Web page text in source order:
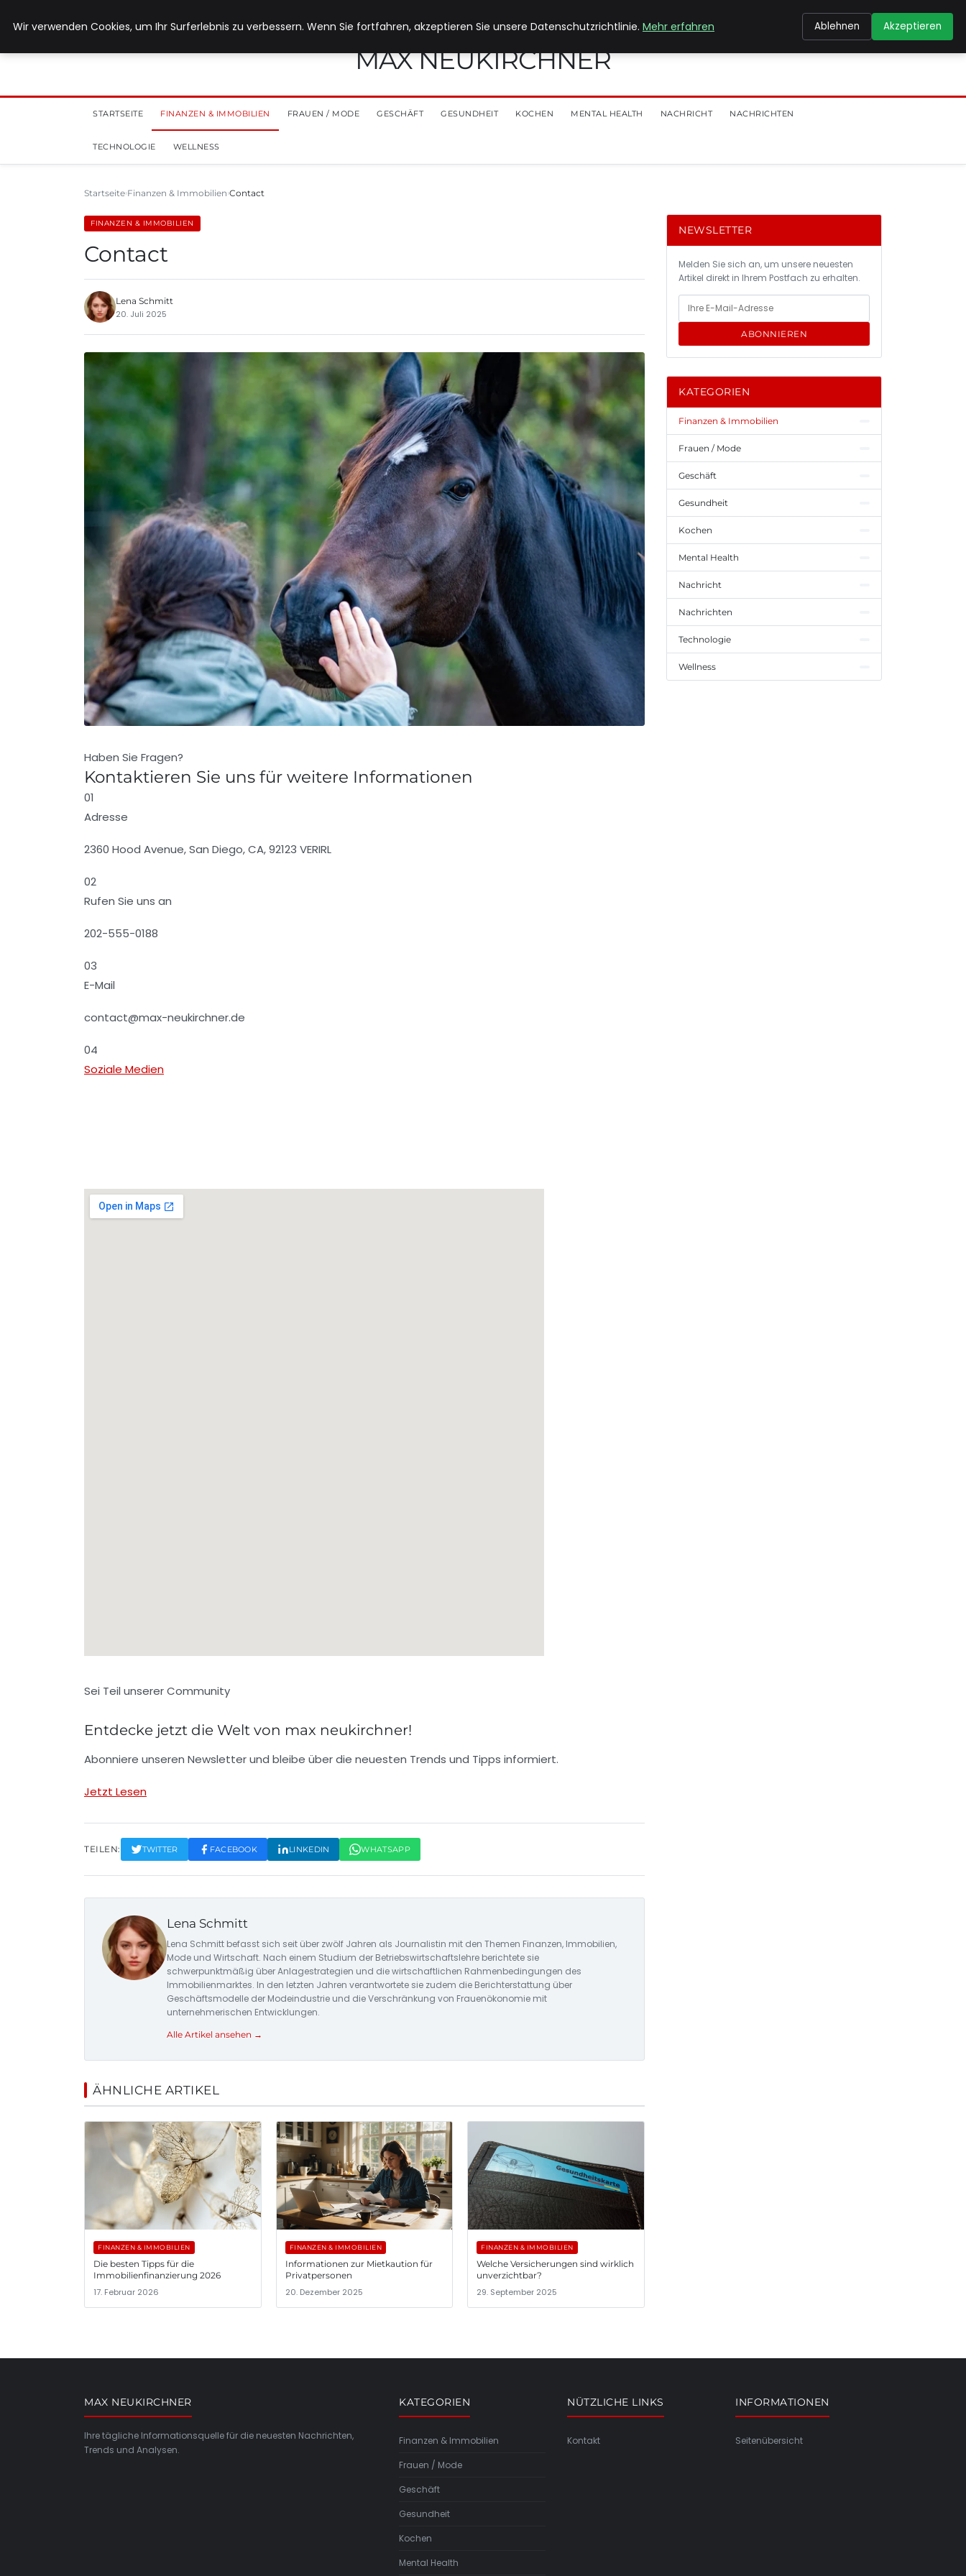
MAX NEUKIRCHNER
STARTSEITE FINANZEN & IMMOBILIEN FRAUEN / MODE GESCHÄFT GESUNDHEIT KOCHEN MENTAL HEALTH NACHRICHT NACHRICHTEN
TECHNOLOGIE WELLNESS
Startseite Finanzen & Immobilien Contact
FINANZEN & IMMOBILIEN
Contact
Lena Schmitt
20. Juli 2025
Haben Sie Fragen?
Kontaktieren Sie uns für weitere Informationen
01
Adresse
2360 Hood Avenue, San Diego, CA, 92123 VERIRL
02
Rufen Sie uns an
202-555-0188
03
E-Mail
contact@max-neukirchner.de
04
Soziale Medien
Sei Teil unserer Community
Entdecke jetzt die Welt von max neukirchner!
Abonniere unseren Newsletter und bleibe über die neuesten Trends und Tipps informiert.
Jetzt Lesen
TEILEN: TWITTER FACEBOOK LINKEDIN WHATSAPP
Lena Schmitt
Lena Schmitt befasst sich seit über zwölf Jahren als Journalistin mit den Themen Finanzen, Immobilien,
Mode und Wirtschaft. Nach einem Studium der Betriebswirtschaftslehre berichtete sie
schwerpunktmäßig über Anlagestrategien und die wirtschaftlichen Rahmenbedingungen des
Immobilienmarktes. In den letzten Jahren verantwortete sie zudem die Berichterstattung über
Geschäftsmodelle der Modeindustrie und die Verschränkung von Frauenökonomie mit
unternehmerischen Entwicklungen.
Alle Artikel ansehen →
ÄHNLICHE ARTIKEL
FINANZEN & IMMOBILIEN
Die besten Tipps für die
Immobilienfinanzierung 2026
17. Februar 2026
FINANZEN & IMMOBILIEN
Informationen zur Mietkaution für
Privatpersonen
20. Dezember 2025
FINANZEN & IMMOBILIEN
Welche Versicherungen sind wirklich
unverzichtbar?
29. September 2025
NEWSLETTER
Melden Sie sich an, um unsere neuesten
Artikel direkt in Ihrem Postfach zu erhalten.
ABONNIEREN
KATEGORIEN
Finanzen & Immobilien
Frauen / Mode
Geschäft
Gesundheit
Kochen
Mental Health
Nachricht
Nachrichten
Technologie
Wellness
MAX NEUKIRCHNER
Ihre tägliche Informationsquelle für die neuesten Nachrichten,
Trends und Analysen.
KATEGORIEN
Finanzen & Immobilien
Frauen / Mode
Geschäft
Gesundheit
Kochen
Mental Health
NÜTZLICHE LINKS
Kontakt
INFORMATIONEN
Seitenübersicht
Wir verwenden Cookies, um Ihr Surferlebnis zu verbessern. Wenn Sie fortfahren, akzeptieren Sie unsere Datenschutzrichtlinie. Mehr erfahren Ablehnen Akzeptieren